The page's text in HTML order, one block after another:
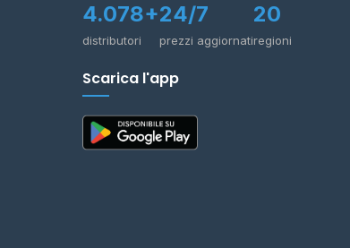
4.078+
distributori
24/7
prezzi aggiornati
20
regioni
Scarica l'app